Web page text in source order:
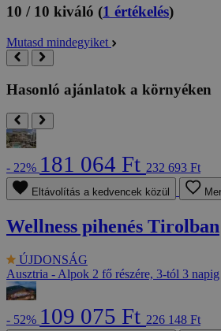
10 / 10 kiváló (1 értékelés)
Mutasd mindegyiket
Hasonló ajánlatok a környéken
- 22% 181 064 Ft 232 693 Ft
Eltávolítás a kedvencek közül
Wellness pihenés Tirolban
ÚJDONSÁG
Ausztria - Alpok 2 fő részére, 3-tól 3 napig
- 52% 109 075 Ft 226 148 Ft